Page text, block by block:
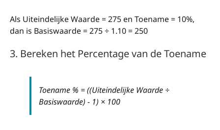
Als Uiteindelijke Waarde = 275 en Toename = 10%,
dan is Basiswaarde = 275 ÷ 1.10 = 250
3. Bereken het Percentage van de Toename
Toename % = ((Uiteindelijke Waarde ÷
Basiswaarde) − 1) × 100